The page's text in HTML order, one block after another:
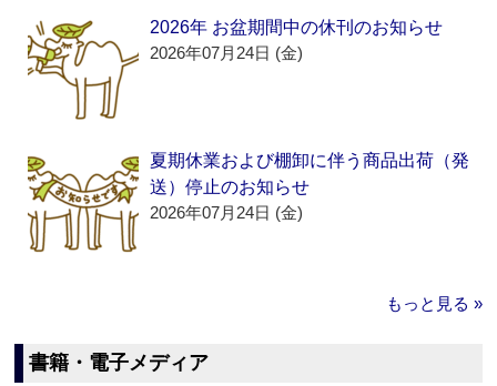
2026年 お盆期間中の休刊のお知らせ
2026年07月24日 (金)
夏期休業および棚卸に伴う商品出荷（発
送）停止のお知らせ
2026年07月24日 (金)
もっと見る »
書籍・電子メディア